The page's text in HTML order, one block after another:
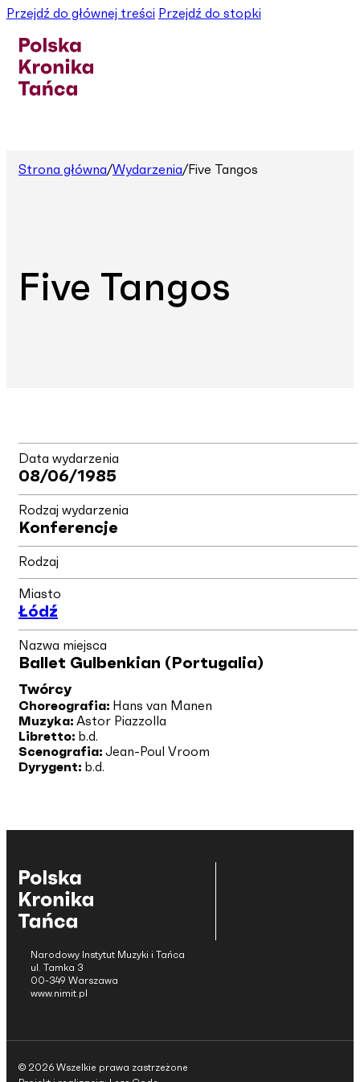
Przejdź do głównej treści Przejdź do stopki
Strona główna/Wydarzenia/Five Tangos
Five Tangos
Data wydarzenia
08/06/1985
Rodzaj wydarzenia
Konferencje
Rodzaj
Miasto
Łódź
Nazwa miejsca
Ballet Gulbenkian (Portugalia)
Twórcy
Choreografia: Hans van Manen
Muzyka: Astor Piazzolla
Libretto: b.d.
Scenografia: Jean-Poul Vroom
Dyrygent: b.d.
Narodowy Instytut Muzyki i Tańca
ul. Tamka 3
00-349 Warszawa
www.nimit.pl
© 2026 Wszelkie prawa zastrzeżone